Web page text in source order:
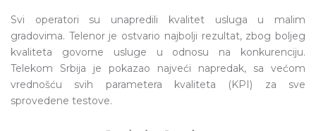
Svi operatori su unapredili kvalitet usluga u malim
gradovima. Telenor je ostvario najbolji rezultat, zbog boljeg
kvaliteta govorne usluge u odnosu na konkurenciju.
Telekom Srbija je pokazao najveći napredak, sa većom
vrednošću svih parametera kvaliteta (KPI) za sve
sprovedene testove.